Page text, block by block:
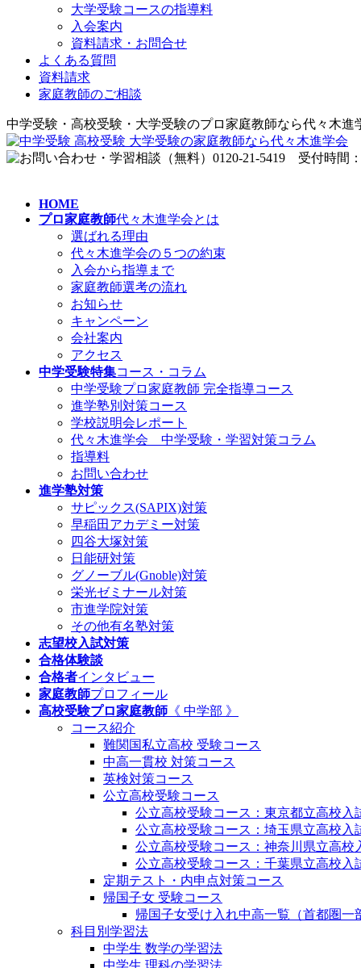
大学受験コースの指導料
入会案内
資料請求・お問合せ
よくある質問
資料請求
家庭教師のご相談
中学受験・高校受験・大学受験のプロ家庭教師なら代々木進
HOME
プロ家庭教師代々木進学会とは
選ばれる理由
代々木進学会の５つの約束
入会から指導まで
家庭教師選考の流れ
お知らせ
キャンペーン
会社案内
アクセス
中学受験特集コース・コラム
中学受験プロ家庭教師 完全指導コース
進学塾別対策コース
学校説明会レポート
代々木進学会 中学受験・学習対策コラム
指導料
お問い合わせ
進学塾対策
サピックス(SAPIX)対策
早稲田アカデミー対策
四谷大塚対策
日能研対策
グノーブル(Gnoble)対策
栄光ゼミナール対策
市進学院対策
その他有名塾対策
志望校入試対策
合格体験談
合格者インタビュー
家庭教師プロフィール
高校受験プロ家庭教師 《 中学部 》
コース紹介
難関国私立高校 受験コース
中高一貫校 対策コース
英検対策コース
公立高校受験コース
公立高校受験コース：東京都立高校入
公立高校受験コース：埼玉県立高校入
公立高校受験コース：神奈川県立高校
公立高校受験コース：千葉県立高校入
定期テスト・内申点対策コース
帰国子女 受験コース
帰国子女受け入れ中高一覧（首都圏一
科目別学習法
中学生 数学の学習法
中学生 理科の学習法